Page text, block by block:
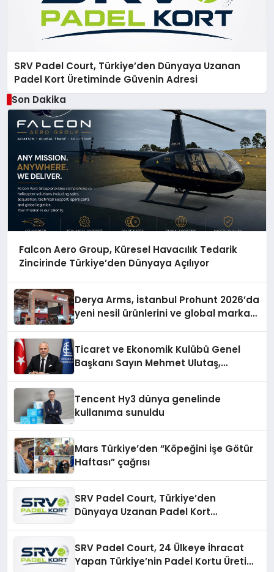
SRV Padel Court, Türkiye’den Dünyaya Uzanan
Padel Kort Üretiminde Güvenin Adresi
Son Dakika
Falcon Aero Group, Küresel Havacılık Tedarik
Zincirinde Türkiye’den Dünyaya Açılıyor
Derya Arms, İstanbul Prohunt 2026’da
yeni nesil ürünlerini ve global marka
Ticaret ve Ekonomik Kulübü Genel
Başkanı Sayın Mehmet Ulutaş,
Tencent Hy3 dünya genelinde
kullanıma sunuldu
Mars Türkiye’den “Köpeğini İşe Götür
Haftası” çağrısı
SRV Padel Court, Türkiye’den
Dünyaya Uzanan Padel Kort
SRV Padel Court, 24 Ülkeye İhracat
Yapan Türkiye’nin Padel Kortu Üretim